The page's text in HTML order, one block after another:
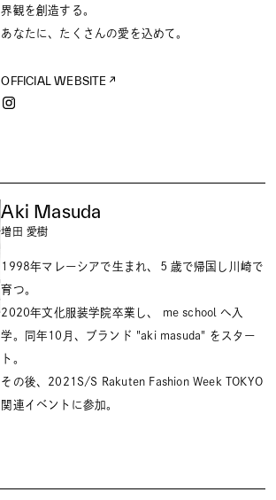
界観を創造する。
あなたに、たくさんの愛を込めて。
OFFICIAL WEBSITE
Aki Masuda
増田 愛樹
1998年マレーシアで生まれ、５歳で帰国し川崎で
育つ。
2020年文化服装学院卒業し、 me school へ入
学。同年10月、ブランド "aki masuda" をスター
ト。
その後、2021S/S Rakuten Fashion Week TOKYO
関連イベントに参加。